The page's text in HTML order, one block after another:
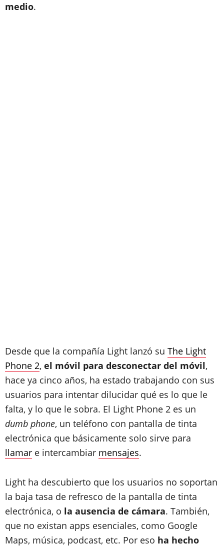
medio.
Desde que la compañía Light lanzó su The Light
Phone 2, el móvil para desconectar del móvil,
hace ya cinco años, ha estado trabajando con sus
usuarios para intentar dilucidar qué es lo que le
falta, y lo que le sobra. El Light Phone 2 es un
dumb phone, un teléfono con pantalla de tinta
electrónica que básicamente solo sirve para
llamar e intercambiar mensajes.
Light ha descubierto que los usuarios no soportan
la baja tasa de refresco de la pantalla de tinta
electrónica, o la ausencia de cámara. También,
que no existan apps esenciales, como Google
Maps, música, podcast, etc. Por eso ha hecho